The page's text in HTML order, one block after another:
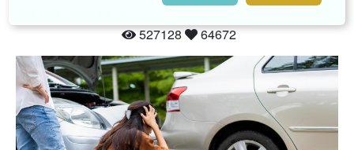
527128 64672